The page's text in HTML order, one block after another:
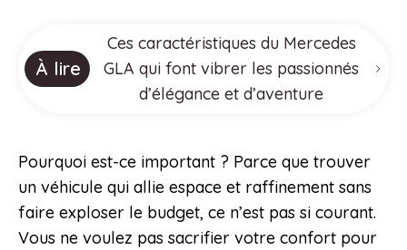
À lire
Ces caractéristiques du Mercedes
GLA qui font vibrer les passionnés
d’élégance et d’aventure
Pourquoi est-ce important ? Parce que trouver
un véhicule qui allie espace et raffinement sans
faire exploser le budget, ce n’est pas si courant.
Vous ne voulez pas sacrifier votre confort pour